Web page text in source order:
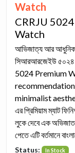
Watch
CRRJU
Watch
আভিজাত্য আর আধুনিক
সিআরআরজেইউ ৫০২৪
5024 Premium
minimalist
এর প্রিমিয়াম ম্যাট
লুকে দেবে এক অভিজাত
পেতে এটি বর্তমানে
Status: In Stock